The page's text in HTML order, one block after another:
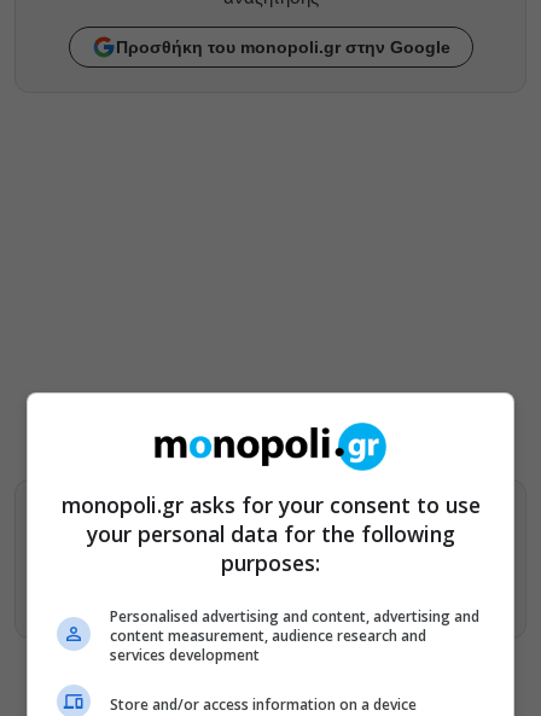
Προσθήκη του monopoli.gr στην Google
Βρείτε περισσότερα άρθρα μας στα αποτελέσματα
αναζητησης
monopoli.gr asks for your consent to use
your personal data for the following
purposes:
Personalised advertising and content, advertising and
content measurement, audience research and
services development
Store and/or access information on a device